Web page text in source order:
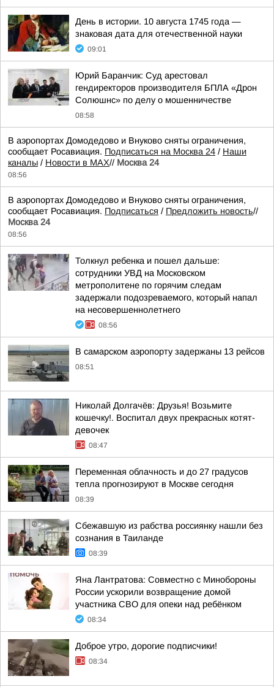
День в истории. 10 августа 1745 года —
знаковая дата для отечественной науки
09:01
Юрий Баранчик: Суд арестовал
гендиректоров производителя БПЛА «Дрон
Солюшнс» по делу о мошенничестве
08:58
В аэропортах Домодедово и Внуково сняты ограничения,
сообщает Росавиация. Подписаться на Москва 24 / Наши
каналы / Новости в MAX// Москва 24
08:56
В аэропортах Домодедово и Внуково сняты ограничения,
сообщает Росавиация. Подписаться / Предложить новость//
Москва 24
08:56
Толкнул ребенка и пошел дальше:
сотрудники УВД на Московском
метрополитене по горячим следам
задержали подозреваемого, который напал
на несовершеннолетнего
08:56
В самарском аэропорту задержаны 13 рейсов
08:51
Николай Долгачёв: Друзья! Возьмите
кошечку!. Воспитал двух прекрасных котят-
девочек
08:47
Переменная облачность и до 27 градусов
тепла прогнозируют в Москве сегодня
08:39
Сбежавшую из рабства россиянку нашли без
сознания в Таиланде
08:39
Яна Лантратова: Совместно с Минобороны
России ускорили возвращение домой
участника СВО для опеки над ребёнком
08:34
Доброе утро, дорогие подписчики!
08:34